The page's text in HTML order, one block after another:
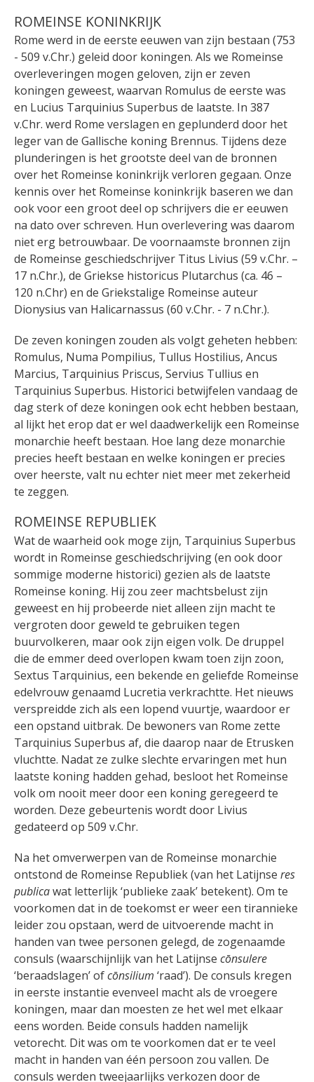
ROMEINSE KONINKRIJK
Rome werd in de eerste eeuwen van zijn bestaan (753
- 509 v.Chr.) geleid door koningen. Als we Romeinse
overleveringen mogen geloven, zijn er zeven
koningen geweest, waarvan Romulus de eerste was
en Lucius Tarquinius Superbus de laatste. In 387
v.Chr. werd Rome verslagen en geplunderd door het
leger van de Gallische koning Brennus. Tijdens deze
plunderingen is het grootste deel van de bronnen
over het Romeinse koninkrijk verloren gegaan. Onze
kennis over het Romeinse koninkrijk baseren we dan
ook vooreen groot deel op schrijvers die er eeuwen
na dato over schreven. Hun overlevering was daarom
niet erg betrouwbaar. De voornaamste bronnen zijn
de Romeinse geschiedschrijver Titus Livius (59 v.Chr. –
17 n.Chr.), de Griekse historicus Plutarchus (ca. 46 –
120 n.Chr) en de Griekstalige Romeinse auteur
Dionysius van Halicarnassus (60 v.Chr. - 7 n.Chr.).
De zeven koningen zouden als volgt geheten hebben:
Romulus, Numa Pompilius, Tullus Hostilius, Ancus
Marcius, Tarquinius Priscus, Servius Tullius en
Tarquinius Superbus. Historici betwijfelen vandaag de
dag sterk of deze koningen ook echt hebben bestaan,
al lijkt het erop dat er wel daadwerkelijk een Romeinse
monarchie heeft bestaan. Hoe lang deze monarchie
precies heeft bestaan en welke koningen er precies
over heerste, valt nu echter niet meer met zekerheid
te zeggen.
ROMEINSE REPUBLIEK
Wat de waarheid ook moge zijn, Tarquinius Superbus
wordt in Romeinse geschiedschrijving (en ook door
sommige moderne historici) gezien als de laatste
Romeinse koning. Hij zou zeer machtsbelust zijn
geweest en hij probeerde niet alleen zijn macht te
vergroten door geweld te gebruiken tegen
buurvolkeren, maar ook zijn eigen volk. De druppel
die de emmer deed overlopen kwam toen zijn zoon,
Sextus Tarquinius, een bekende en geliefde Romeinse
edelvrouw genaamd Lucretia verkrachtte. Het nieuws
verspreidde zich als een lopend vuurtje, waardoor er
een opstand uitbrak. De bewoners van Rome zette
Tarquinius Superbus af, die daarop naar de Etrusken
vluchtte. Nadat ze zulke slechte ervaringen met hun
laatste koning hadden gehad, besloot het Romeinse
volk om nooit meer door een koning geregeerd te
worden. Deze gebeurtenis wordt door Livius
gedateerd op 509 v.Chr.
Na het omverwerpen van de Romeinse monarchie
ontstond de Romeinse Republiek (van het Latijnse res
publicawat letterlijk ‘publieke zaak’ betekent). Om te
voorkomen dat in de toekomst er weer een tirannieke
leider zou opstaan, werd de uitvoerende macht in
handen van twee personen gelegd, de zogenaamde
consuls (waarschijnlijk van het Latijnse cōnsulere
‘beraadslagen’ ofcōnsilium ‘raad’). De consuls kregen
in eerste instantie evenveel macht als de vroegere
koningen, maar dan moesten ze het wel met elkaar
eens worden. Beide consuls hadden namelijk
vetorecht. Dit was om te voorkomen dat er te veel
macht in handen van één persoon zou vallen. De
consuls werden tweejaarlijks verkozen door de